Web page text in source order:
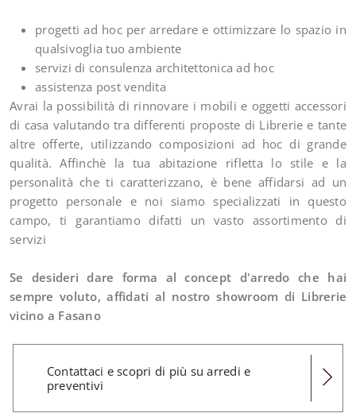
progetti ad hoc per arredare e ottimizzare lo spazio in
qualsivoglia tuo ambiente
servizi di consulenza architettonica ad hoc
assistenza post vendita
Avrai la possibilità di rinnovare i mobili e oggetti accessori
di casa valutando tra differenti proposte di Librerie e tante
altre offerte, utilizzando composizioni ad hoc di grande
qualità. Affinchè la tua abitazione rifletta lo stile e la
personalità che ti caratterizzano, è bene affidarsi ad un
progetto personale e noi siamo specializzati in questo
campo, ti garantiamo difatti un vasto assortimento di
servizi
Se desideri dare forma al concept d'arredo che hai
sempre voluto, affidati al nostro showroom di Librerie
vicino a Fasano
Contattaci e scopri di più su arredi e
preventivi